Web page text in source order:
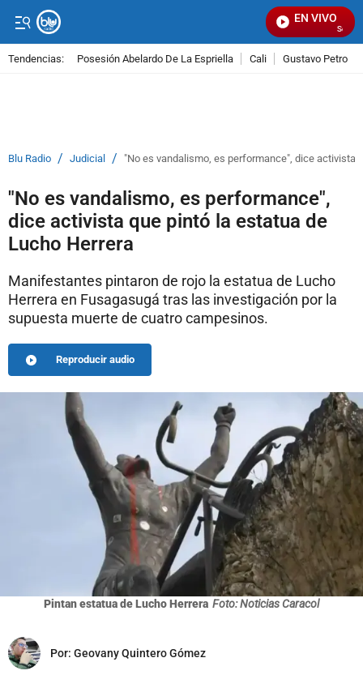
EN VIVO
Señal
Tendencias: Posesión Abelardo De La Espriella Cali Gustavo Petro
Blu Radio / Judicial / "No es vandalismo, es performance", dice activista
"No es vandalismo, es performance",
dice activista que pintó la estatua de
Lucho Herrera
Manifestantes pintaron de rojo la estatua de Lucho
Herrera en Fusagasugá tras las investigación por la
supuesta muerte de cuatro campesinos.
Reproducir audio
Pintan estatua de Lucho Herrera Foto: Noticias Caracol
Por: Geovany Quintero Gómez